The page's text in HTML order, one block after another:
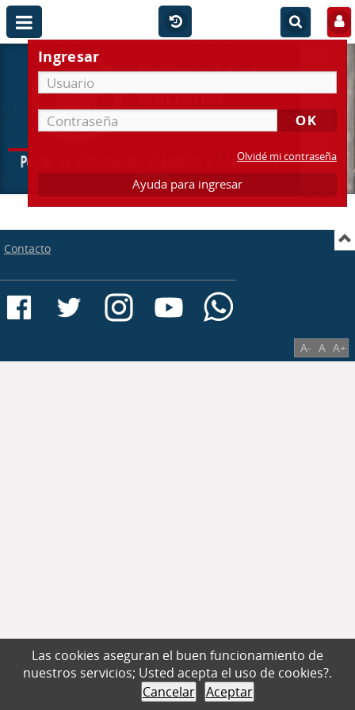
Ingresar
Olvidé mi contraseña
Ayuda para ingresar
Contacto
A- A A+
Las cookies aseguran el buen funcionamiento de
nuestros servicios; Usted acepta el uso de cookies?.
Cancelar
Aceptar